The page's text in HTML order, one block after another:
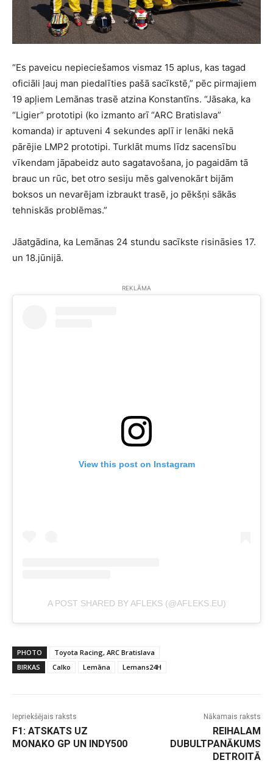
“Es paveicu nepieciešamos vismaz 15 aplus, kas tagad
oficiāli ļauj man piedalīties pašā sacīkstē,” pēc pirmajiem
19 apļiem Lemānas trasē atzina Konstantīns. “Jāsaka, ka
“Ligier” prototipi (ko izmanto arī “ARC Bratislava”
komanda) ir aptuveni 4 sekundes aplī ir lenāki nekā
pārējie LMP2 prototipi. Turklāt mums līdz sacensību
vīkendam jāpabeidz auto sagatavošana, jo pagaidām tā
brauc un rūc, bet otro sesiju mēs galvenokārt bijām
boksos un nevarējam izbraukt trasē, jo pēkšņi sākās
tehniskās problēmas.”
Jāatgādina, ka Lemānas 24 stundu sacīkste risināsies 17.
un 18.jūnijā.
REKLĀMA
View this post on Instagram
A POST SHARED BY AFLEKS (@AFLEKS.EU)
PHOTO
Toyota Racing, ARC Bratislava
BIRKAS
Calko Lemāna Lemans24H
Iepriekšējais raksts
F1: ATSKATS UZ
MONAKO GP UN INDY500
Nākamais raksts
REIHALAM
DUBULTPANĀKUMS
DETROITĀ